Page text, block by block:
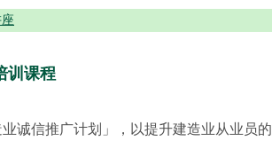
训课程
诚信推广计划」，以提升建造业从业员的